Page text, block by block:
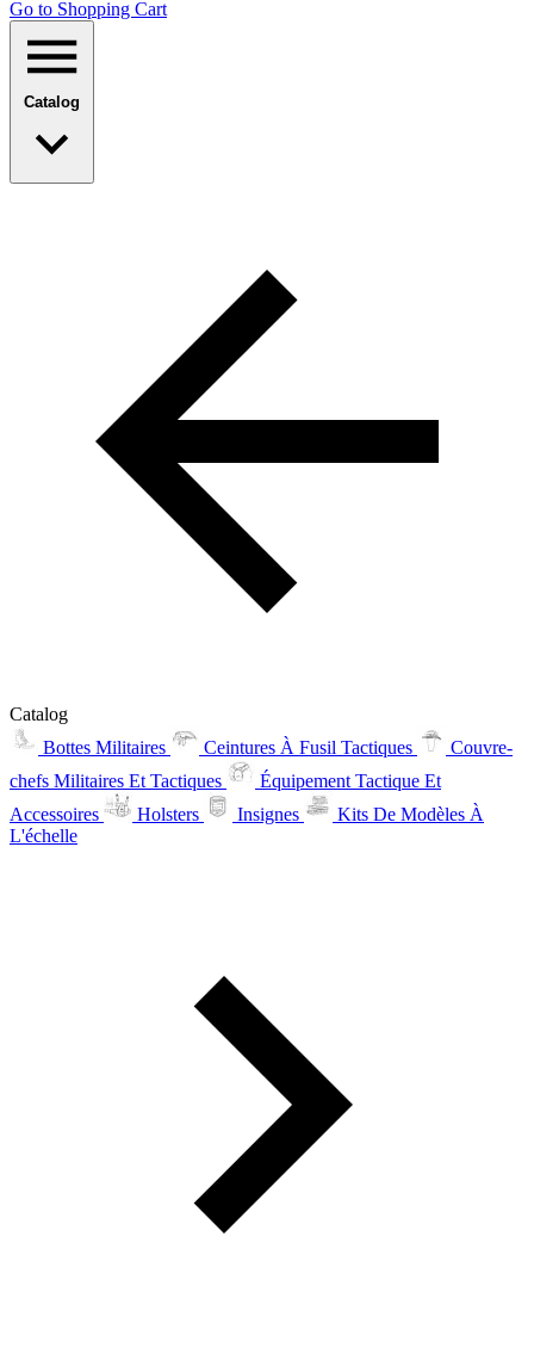
Go to Shopping Сart
Catalog
Catalog
Bottes Militaires
Ceintures À Fusil Tactiques
Couvre-
chefs Militaires Et Tactiques
Équipement Tactique Et
Accessoires
Holsters Insignes
Kits De Modèles À
L'échelle